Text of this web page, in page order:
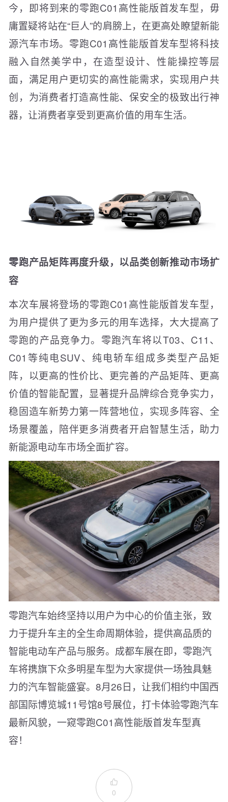
今，即将到来的零跑C01高性能版首发车型，毋
庸置疑将站在“巨人”的肩膀上，在更高处瞭望新能
源汽车市场。零跑C01高性能版首发车型将科技
融入自然美学中，在造型设计、性能操控等层
面，满足用户更切实的高性能需求，实现用户共
创，为消费者打造高性能、保安全的极致出行神
器，让消费者享受到更高价值的用车生活。
零跑产品矩阵再度升级，以品类创新推动市场扩
容
本次车展将登场的零跑C01高性能版首发车型，
为用户提供了更为多元的用车选择，大大提高了
零跑的产品竞争力。零跑汽车将以T03、C11、
C01等纯电SUV、纯电轿车组成多类型产品矩
阵，以更高的性价比、更完善的产品矩阵、更高
价值的智能配置，显著提升品牌综合竞争实力，
稳固造车新势力第一阵营地位，实现多阵容、全
场景覆盖，陪伴更多消费者开启智慧生活，助力
新能源电动车市场全面扩容。
零跑汽车始终坚持以用户为中心的价值主张，致
力于提升车主的全生命周期体验，提供高品质的
智能电动车产品与服务。成都车展在即，零跑汽
车将携旗下众多明星车型为大家提供一场独具魅
力的汽车智能盛宴。8月26日，让我们相约中国西
部国际博览城11号馆8号展位，打卡体验零跑汽车
最新风貌，一窥零跑C01高性能版首发车型真
容！

0